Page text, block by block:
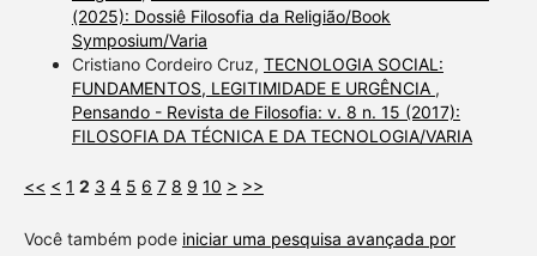
(2025): Dossiê Filosofia da Religião/Book
Symposium/Varia
Cristiano Cordeiro Cruz, TECNOLOGIA SOCIAL:
FUNDAMENTOS, LEGITIMIDADE E URGÊNCIA ,
Pensando - Revista de Filosofia: v. 8 n. 15 (2017):
FILOSOFIA DA TÉCNICA E DA TECNOLOGIA/VARIA
<< < 1 2 3 4 5 6 7 8 9 10 > >>
Você também pode iniciar uma pesquisa avançada por